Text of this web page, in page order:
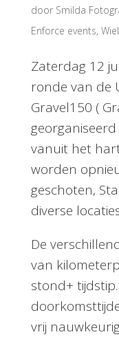
door Smilda
Enforce events,
Zaterdag 12
ronde van de
Gravel150 (
vanuit het hart
worden
geschoten,
diverse
De
van
stond+
vrij